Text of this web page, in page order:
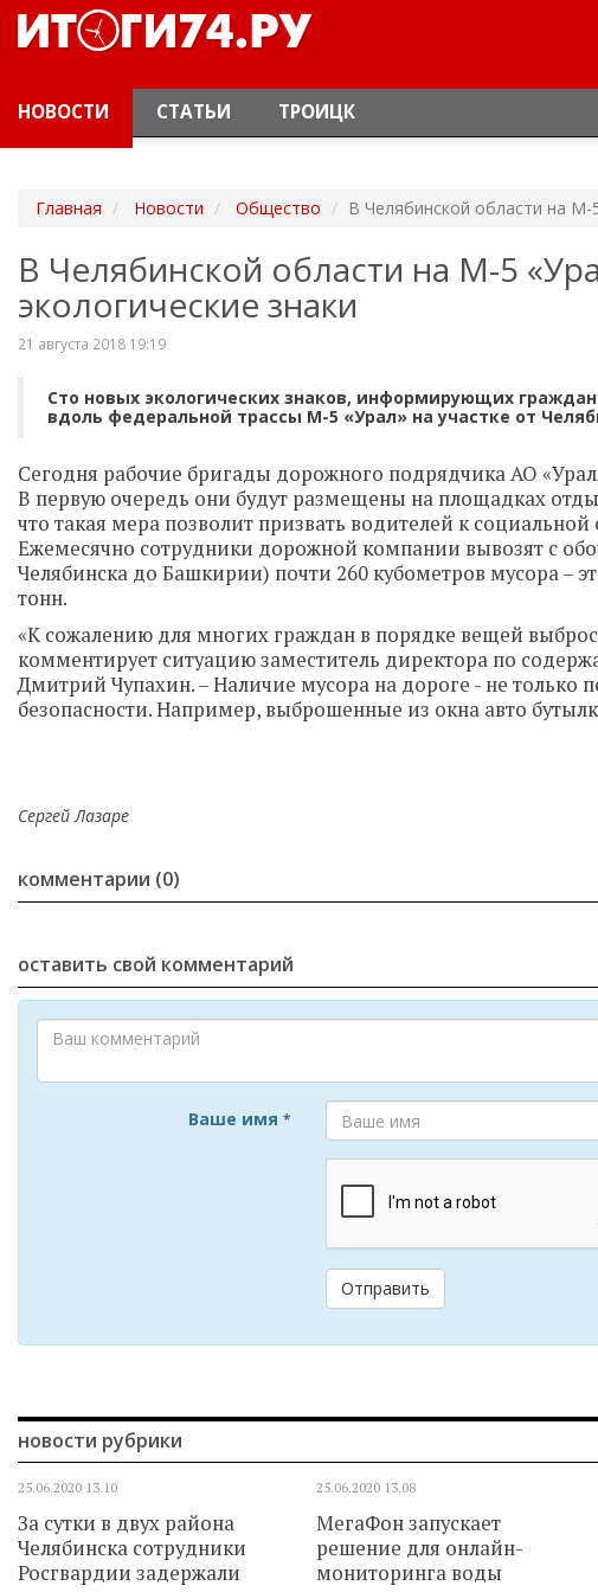
НОВОСТИ СТАТЬИ ТРОИЦК
Главная Новости Общество В Челябинской области на М-
В Челябинской области на М-5
экологические знаки
21 августа 2018 19:19
Сто новых экологических знаков, информирующих
вдоль федеральной трассы М-5 «Урал» на участке от
Сегодня рабочие бригады дорожного подрядчика АО
В первую очередь они будут размещены на площадках
что такая мера позволит призвать водителей к
Ежемесячно сотрудники дорожной компании вывозят с
Челябинска до Башкирии) почти 260 кубометров мусора –
тонн.
«К сожалению для многих граждан в порядке вещей
комментирует ситуацию заместитель директора по
Дмитрий Чупахин. – Наличие мусора на дороге - не только
безопасности. Например, выброшенные из окна авто
Сергей Лазаре
комментарии (0)
оставить свой комментарий
Ваше имя *
Отправить
новости рубрики
25.06.2020 13.10
За сутки в двух района
Челябинска сотрудники
Росгвардии задержали
25.06.2020 13.08
МегаФон запускает
решение для онлайн-
мониторинга воды